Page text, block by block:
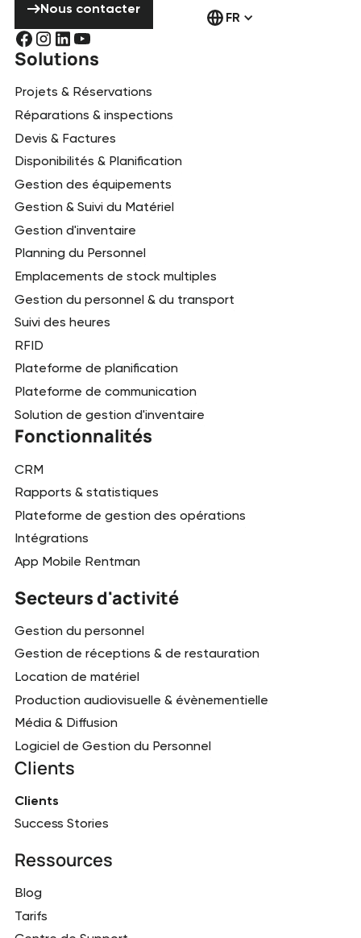
Nous contacter
FR
Solutions
Projets & Réservations
Réparations & inspections
Devis & Factures
Disponibilités & Planification
Gestion des équipements
Gestion & Suivi du Matériel
Gestion d'inventaire
Planning du Personnel
Emplacements de stock multiples
Gestion du personnel & du transport
Suivi des heures
RFID
Plateforme de planification
Plateforme de communication
Solution de gestion d'inventaire
Fonctionnalités
CRM
Rapports & statistiques
Plateforme de gestion des opérations
Intégrations
App Mobile Rentman
Secteurs d'activité
Gestion du personnel
Gestion de réceptions & de restauration
Location de matériel
Production audiovisuelle & évènementielle
Média & Diffusion
Logiciel de Gestion du Personnel
Clients
Clients
Success Stories
Ressources
Blog
Tarifs